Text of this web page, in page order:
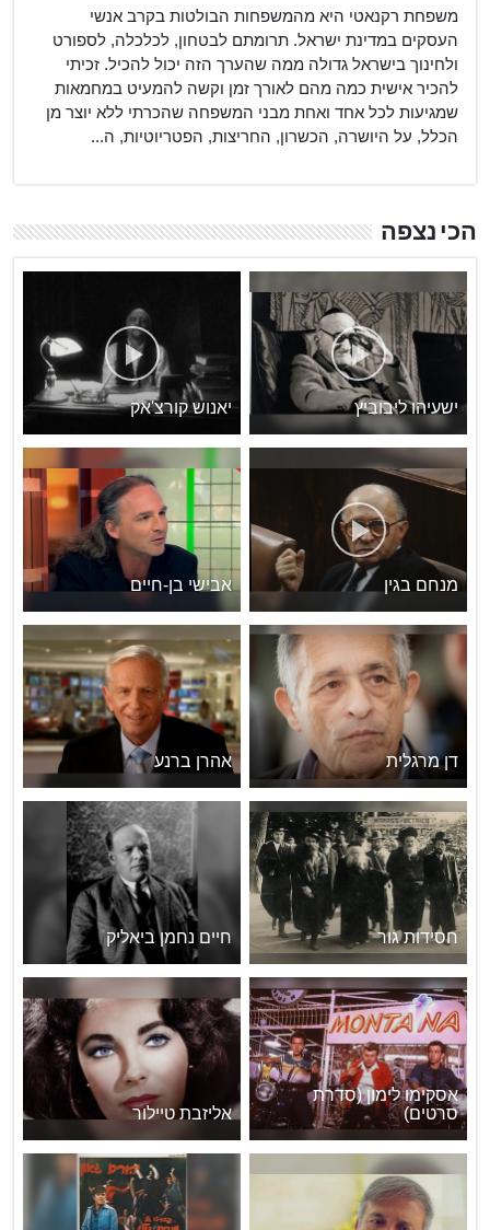
משפחת רקנאטי היא מהמשפחות הבולטות בקרב אנשי
העסקים במדינת ישראל. תרומתם לבטחון, לכלכלה, לספורט
ולחינוך בישראל גדולה ממה שהערך הזה יכול להכיל. זכיתי
להכיר אישית כמה מהם לאורך זמן וקשה להמעיט במחמאות
שמגיעות לכל אחד ואחת מבני המשפחה שהכרתי ללא יוצר מן
הכלל, על היושרה, הכשרון, החריצות, הפטריוטיות, ה...
הכי נצפה
ישעיהו ליבוביץ יאנוש קורצ'אק
מנחם בגין אבישי בן-חיים
דן מרגלית אהרן ברנע
חסידות גור חיים נחמן ביאליק
אסקימו לימון (סדרת
סרטים)
אליזבת טיילור